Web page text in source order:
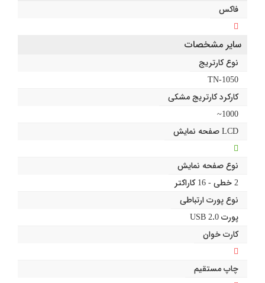
فاکس
سایر مشخصات
نوع کارتریج
TN-1050
کارکرد کارتریج مشکی
1000~
LCD صفحه نمایش
نوع صفحه نمایش
2 خطی - 16 کاراکتر
نوع پورت ارتباطی
پورت USB 2.0
کارت خوان
چاپ مستقیم